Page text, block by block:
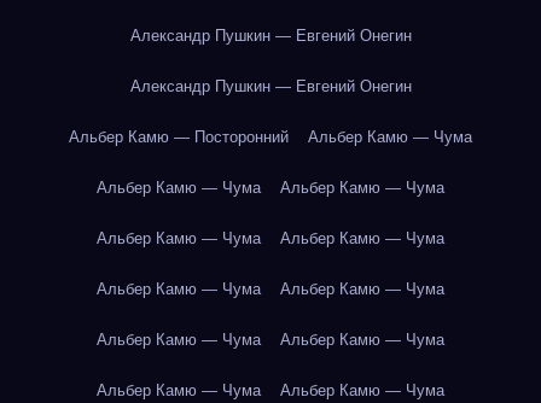
Александр Пушкин — Евгений Онегин
Александр Пушкин — Евгений Онегин
Альбер Камю — Посторонний Альбер Камю — Чума
Альбер Камю — Чума Альбер Камю — Чума
Альбер Камю — Чума Альбер Камю — Чума
Альбер Камю — Чума Альбер Камю — Чума
Альбер Камю — Чума Альбер Камю — Чума
Альбер Камю — Чума Альбер Камю — Чума